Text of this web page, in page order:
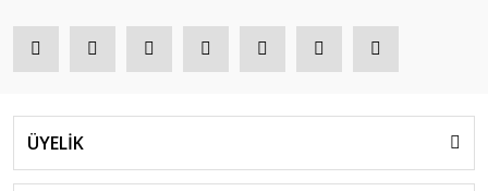
ÜYELİK